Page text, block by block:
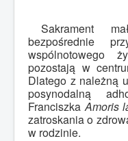
Sakrament
bezpośrednie
wspólnotowego
pozostają w
Dlatego z należną
posynodalną
FranciszkaAmoris
zatroskania o
w rodzinie.